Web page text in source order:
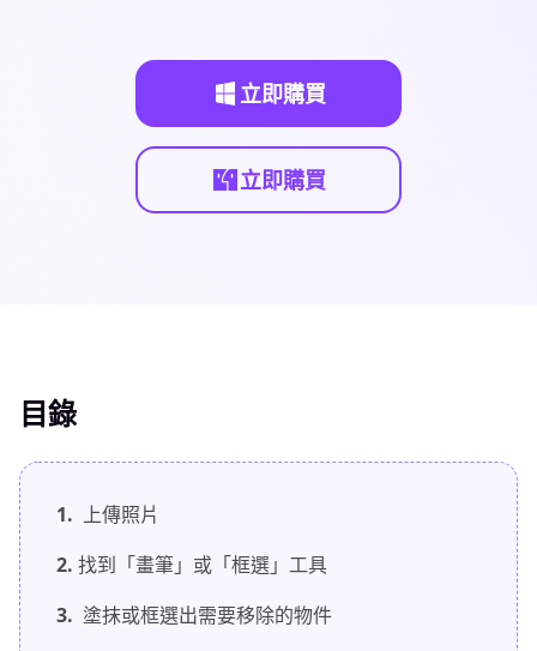
立即購買
立即購買
目錄
1. 上傳照片
2. 找到「畫筆」或「框選」工具
3. 塗抹或框選出需要移除的物件